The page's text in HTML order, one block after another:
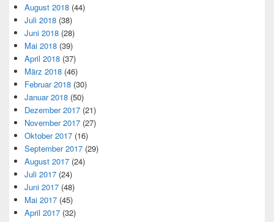
August 2018 (44)
Juli 2018 (38)
Juni 2018 (28)
Mai 2018 (39)
April 2018 (37)
März 2018 (46)
Februar 2018 (30)
Januar 2018 (50)
Dezember 2017 (21)
November 2017 (27)
Oktober 2017 (16)
September 2017 (29)
August 2017 (24)
Juli 2017 (24)
Juni 2017 (48)
Mai 2017 (45)
April 2017 (32)